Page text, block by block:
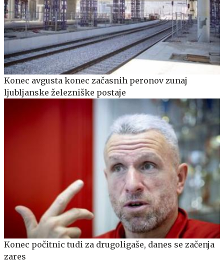
Konec avgusta konec začasnih peronov zunaj
ljubljanske železniške postaje
Konec počitnic tudi za drugoligaše, danes se začenja
zares